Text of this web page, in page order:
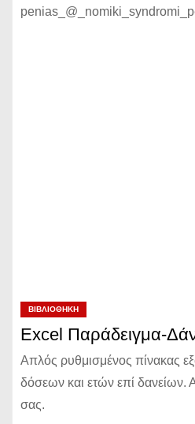
ΒΙΒΛΙΟΘΉΚΗ
Excel Παράδειγμα-
Απλός ρυθμισμένος πίνακας
δόσεων και ετών επί δανείων.
σας.